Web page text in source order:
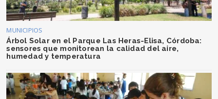
MUNICIPIOS
Árbol Solar en el Parque Las Heras-Elisa, Córdoba:
sensores que monitorean la calidad del aire,
humedad y temperatura